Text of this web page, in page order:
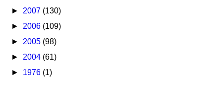
► 2007 (130)
► 2006 (109)
► 2005 (98)
► 2004 (61)
► 1976 (1)